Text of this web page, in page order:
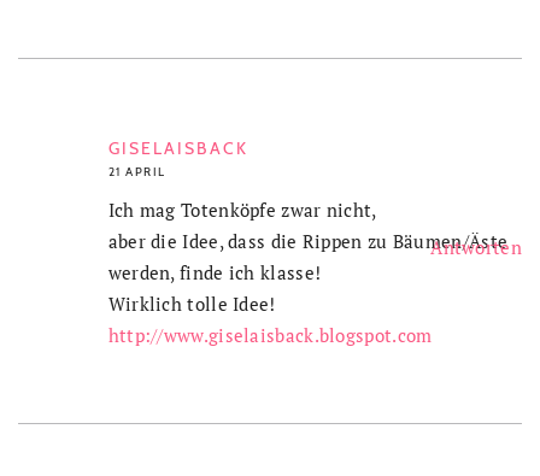
GISELAISBACK
21 APRIL
Ich mag Totenköpfe zwar nicht,
aber die Idee, dass die Rippen zu Bäumen/Äste
werden, finde ich klasse!
Wirklich tolle Idee!
http://www.giselaisback.blogspot.com
Antworten